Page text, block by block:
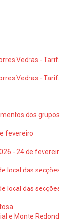
Vedras -
Vedras -
dos
fevereiro
- 24 de
local das
local das
e Monte